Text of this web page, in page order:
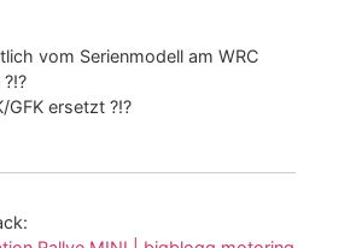
vom Serienmodell am WRC
GFK ersetzt ?!?